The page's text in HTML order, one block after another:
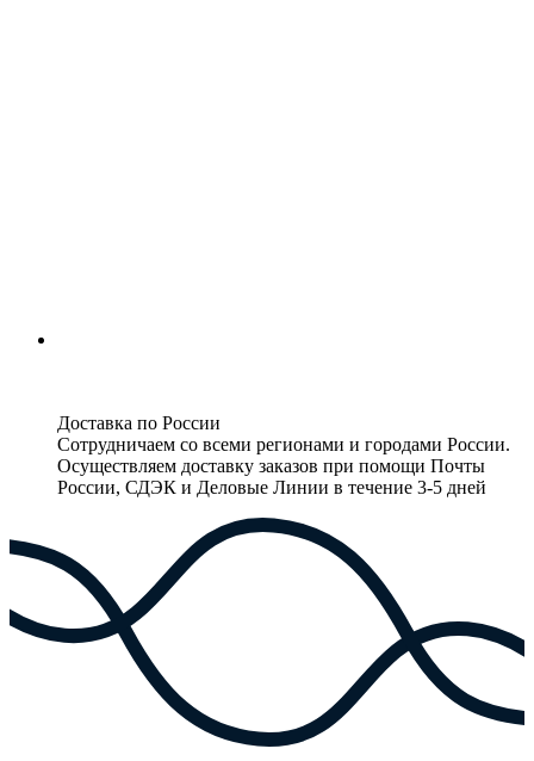
Доставка по России
Сотрудничаем со всеми регионами и городами России.
Осуществляем доставку заказов при помощи Почты
России, СДЭК и Деловые Линии в течение 3-5 дней